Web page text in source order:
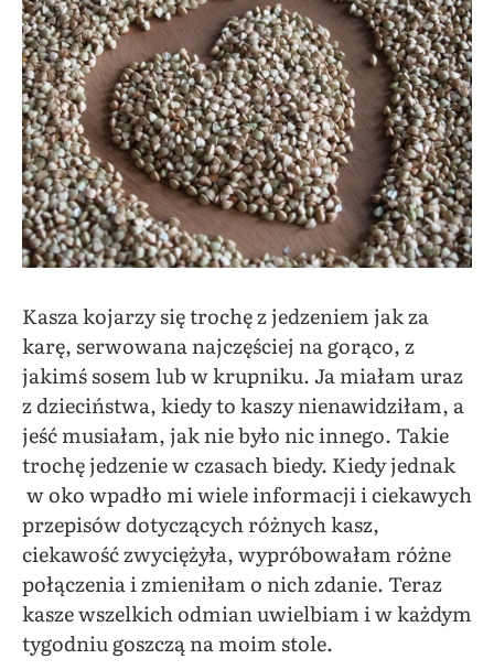
Kasza kojarzy się trochę z jedzeniem jak za
karę, serwowana najczęściej na gorąco, z
jakimś sosem lub w krupniku. Ja miałam uraz
z dzieciństwa, kiedy to kaszy nienawidziłam, a
jeść musiałam, jak nie było nic innego. Takie
trochę jedzenie w czasach biedy. Kiedy jednak
w oko wpadło mi wiele informacji i ciekawych
przepisów dotyczących różnych kasz,
ciekawość zwyciężyła, wypróbowałam różne
połączenia i zmieniłam o nich zdanie. Teraz
kasze wszelkich odmian uwielbiam i w każdym
tygodniu goszczą na moim stole.